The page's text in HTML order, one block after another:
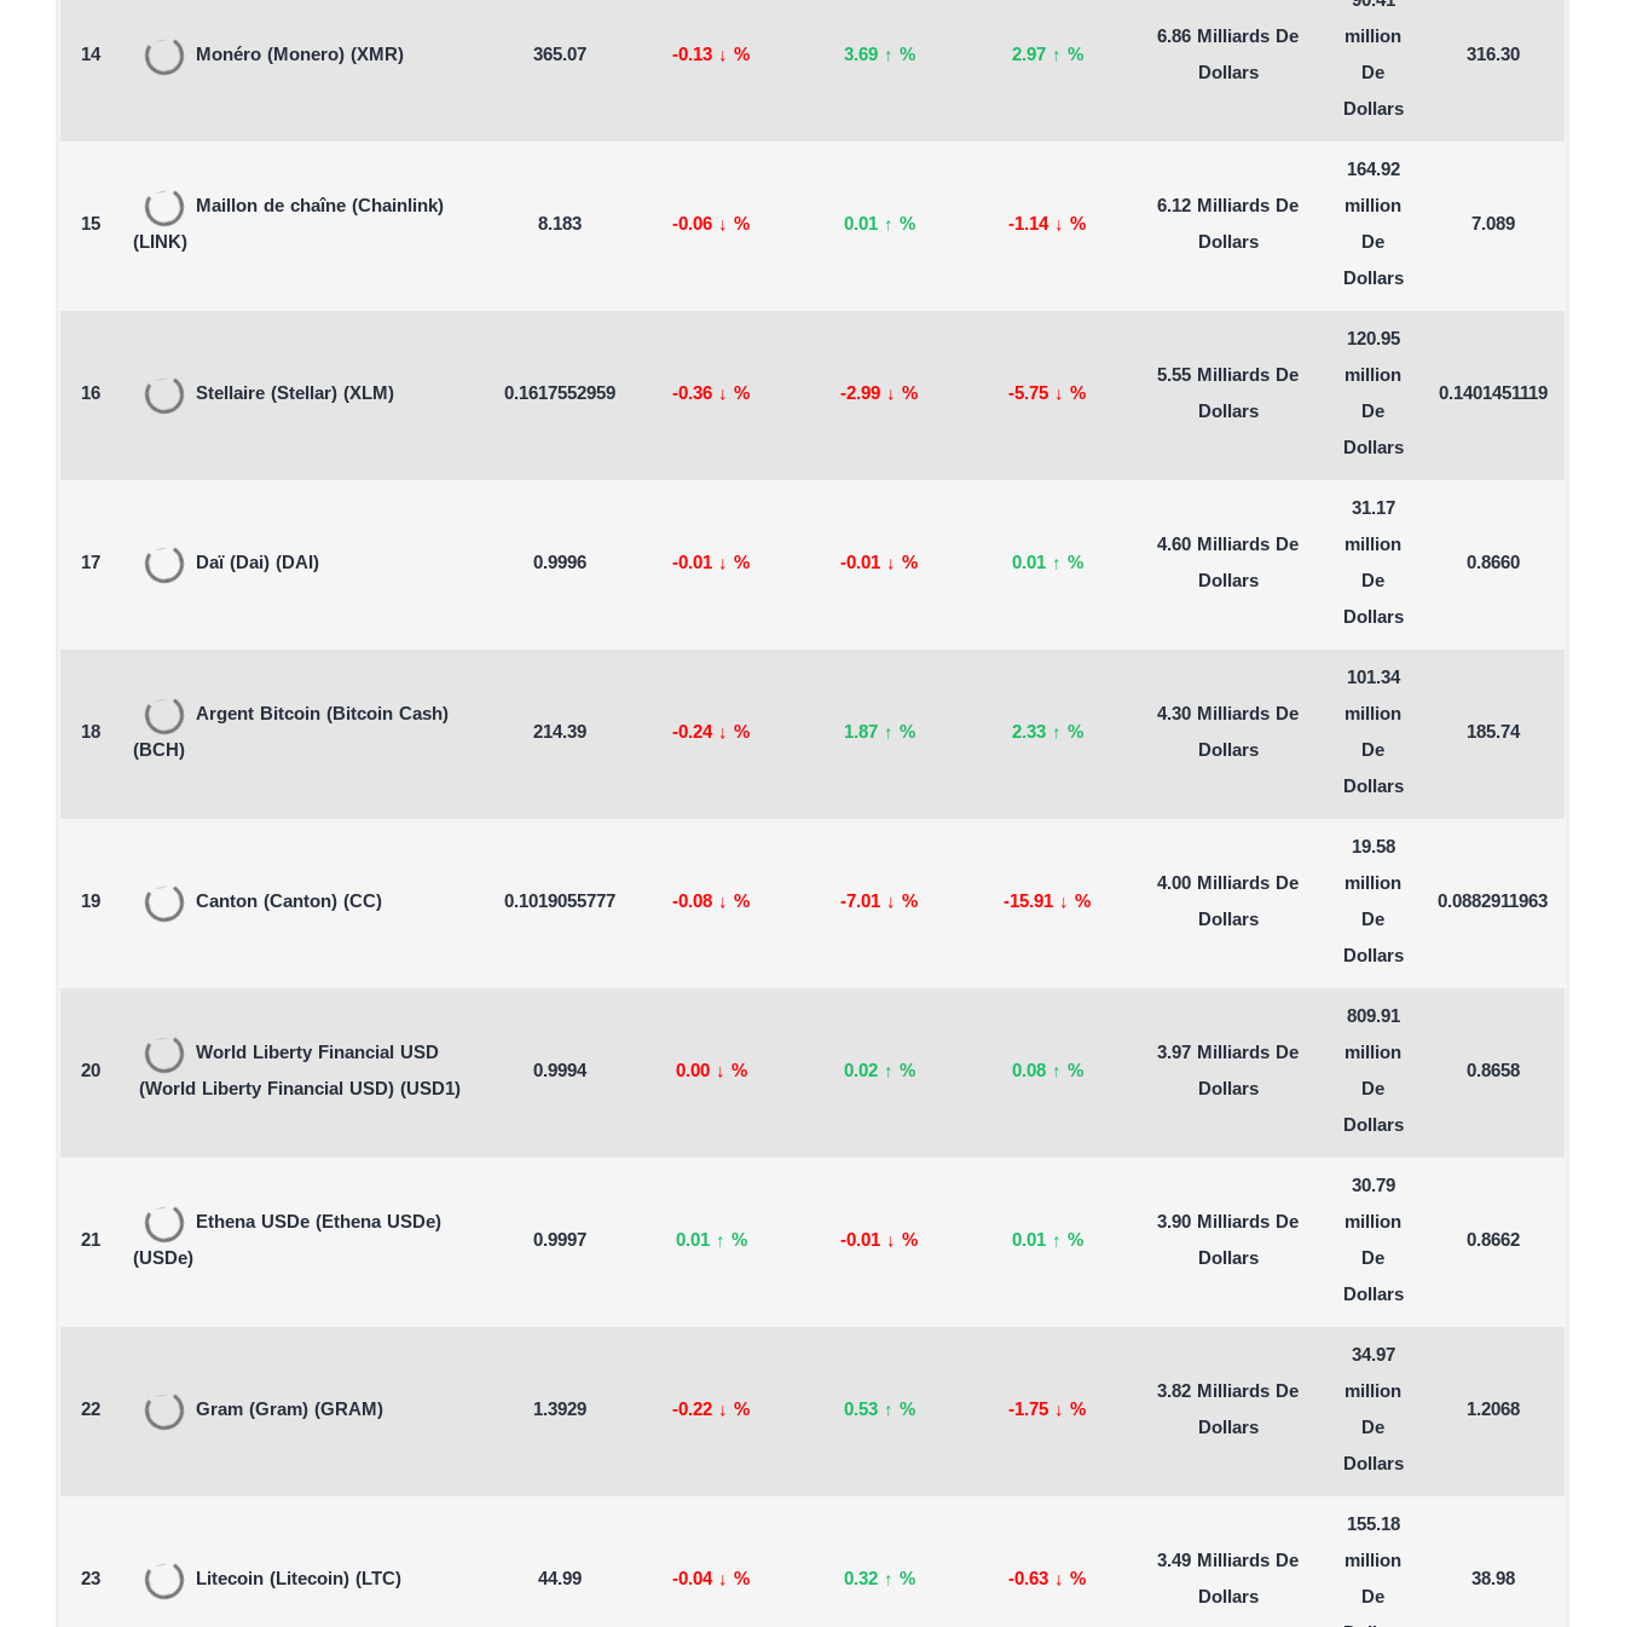
14 Monéro (Monero) (XMR) 365.07 -0.13 ↓ % 3.69 ↑ % 2.97 ↑ %
6.86 Milliards De
Dollars
million
De
Dollars
316.30
15
Maillon de chaîne (Chainlink)
(LINK)
8.183 -0.06 ↓ % 0.01 ↑ % -1.14 ↓ %
6.12 Milliards De
Dollars
164.92
million
De
Dollars
7.089
16 Stellaire (Stellar) (XLM) 0.1617552959 -0.36 ↓ % -2.99 ↓ % -5.75 ↓ %
5.55 Milliards De
Dollars
120.95
million
De
Dollars
0.1401451119
17 Daï (Dai) (DAI) 0.9996 -0.01 ↓ % -0.01 ↓ % 0.01 ↑ %
4.60 Milliards De
Dollars
31.17
million
De
Dollars
0.8660
18
Argent Bitcoin (Bitcoin Cash)
(BCH)
214.39 -0.24 ↓ % 1.87 ↑ % 2.33 ↑ %
4.30 Milliards De
Dollars
101.34
million
De
Dollars
185.74
19 Canton (Canton) (CC) 0.1019055777 -0.08 ↓ % -7.01 ↓ % -15.91 ↓ %
4.00 Milliards De
Dollars
19.58
million
De
Dollars
0.0882911963
20
World Liberty Financial USD
(World Liberty Financial USD) (USD1)
0.9994 0.00 ↓ % 0.02 ↑ % 0.08 ↑ %
3.97 Milliards De
Dollars
809.91
million
De
Dollars
0.8658
21
Ethena USDe (Ethena USDe)
(USDe)
0.9997 0.01 ↑ % -0.01 ↓ % 0.01 ↑ %
3.90 Milliards De
Dollars
30.79
million
De
Dollars
0.8662
22 Gram (Gram) (GRAM) 1.3929 -0.22 ↓ % 0.53 ↑ % -1.75 ↓ %
3.82 Milliards De
Dollars
34.97
million
De
Dollars
1.2068
23 Litecoin (Litecoin) (LTC) 44.99 -0.04 ↓ % 0.32 ↑ % -0.63 ↓ %
3.49 Milliards De
Dollars
155.18
million
De
38.98